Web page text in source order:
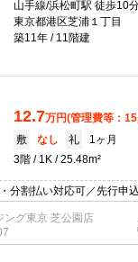
山手線/浜松町駅 徒歩10
東京都港区芝浦１丁目
築11年
11階建
12.7万円(管理費等：
敷
なし 礼
1ヶ月
3階
1K 25.48m²
分割払い対応可／先行申
内可能／専任物件多数あ
ング東京 芝公園店